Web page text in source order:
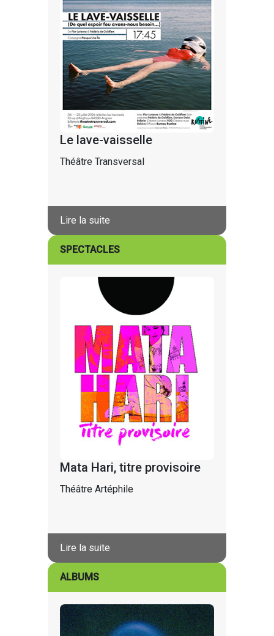
Le lave-vaisselle
Théâtre Transversal
Lire la suite
SPECTACLES
Mata Hari, titre provisoire
Théâtre Artéphile
Lire la suite
ALBUMS